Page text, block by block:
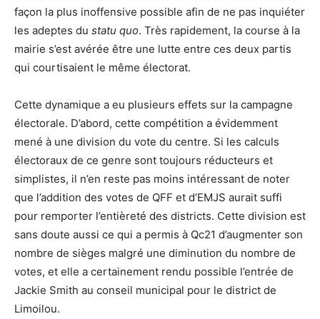
façon la plus inoffensive possible afin de ne pas inquiéter
les adeptes du statu quo. Très rapidement, la course à la
mairie s’est avérée être une lutte entre ces deux partis
qui courtisaient le même électorat.
Cette dynamique a eu plusieurs effets sur la campagne
électorale. D’abord, cette compétition a évidemment
mené à une division du vote du centre. Si les calculs
électoraux de ce genre sont toujours réducteurs et
simplistes, il n’en reste pas moins intéressant de noter
que l’addition des votes de QFF et d’EMJS aurait suffi
pour remporter l’entièreté des districts. Cette division est
sans doute aussi ce qui a permis à Qc21 d’augmenter son
nombre de sièges malgré une diminution du nombre de
votes, et elle a certainement rendu possible l’entrée de
Jackie Smith au conseil municipal pour le district de
Limoilou.